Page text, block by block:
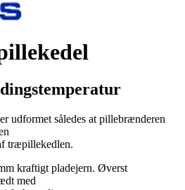
udformet således at pillebrænderen
træpillekedlen.
kraftigt pladejern. Øverst
med